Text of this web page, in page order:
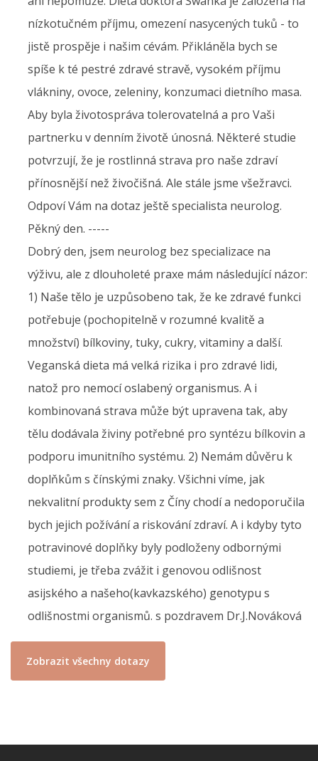
nízkotučném příjmu, omezení nasycených tuků - to
jistě prospěje i našim cévám. Přikláněla bych se
spíše k té pestré zdravé stravě, vysokém příjmu
vlákniny, ovoce, zeleniny, konzumaci dietního masa.
Aby byla životospráva tolerovatelná a pro Vaši
partnerku v denním životě únosná. Některé studie
potvrzují, že je rostlinná strava pro naše zdraví
přínosnější než živočišná. Ale stále jsme všežravci.
Odpoví Vám na dotaz ještě specialista neurolog.
Pěkný den. -----
Dobrý den, jsem neurolog bez specializace na
výživu, ale z dlouholeté praxe mám následující názor:
1) Naše tělo je uzpůsobeno tak, že ke zdravé funkci
potřebuje (pochopitelně v rozumné kvalitě a
množství) bílkoviny, tuky, cukry, vitaminy a další.
Veganská dieta má velká rizika i pro zdravé lidi,
natož pro nemocí oslabený organismus. A i
kombinovaná strava může být upravena tak, aby
tělu dodávala živiny potřebné pro syntézu bílkovin a
podporu imunitního systému. 2) Nemám důvěru k
doplňkům s čínskými znaky. Všichni víme, jak
nekvalitní produkty sem z Číny chodí a nedoporučila
bych jejich požívání a riskování zdraví. A i kdyby tyto
potravinové doplňky byly podloženy odbornými
studiemi, je třeba zvážit i genovou odlišnost
asijského a našeho(kavkazského) genotypu s
odlišnostmi organismů. s pozdravem Dr.J.Nováková
Zobrazit všechny dotazy